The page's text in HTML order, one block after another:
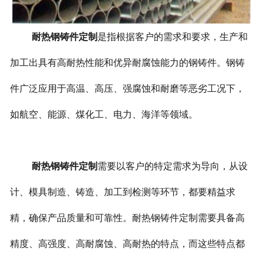
耐热钢铸件定制 是指根据客户的需求和要求，生产和
加工出具有高耐热性能和优异耐腐蚀能力的钢铸件。钢铸
件广泛应用于高温、高压、强腐蚀和耐磨等恶劣工况下，
如航空、能源、煤化工、电力、海洋等领域。
耐热钢铸件定制 需要以客户的特定需求为导向，从设
计、模具制造、铸造、加工到检测等环节，都要精益求
精，确保产品质量和可靠性。耐热钢铸件定制需要具备高
精度、高强度、高耐腐蚀、高耐热的特点，而这些特点都